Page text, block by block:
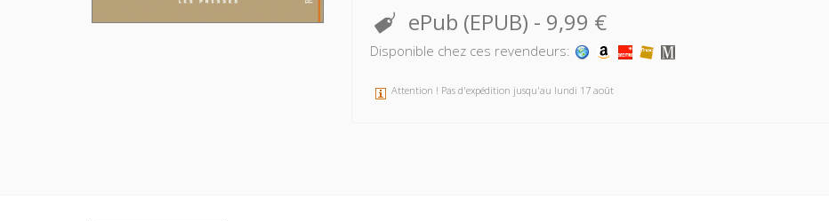
ePub (EPUB) - 9,99 €
Disponible chez ces revendeurs:
Attention ! Pas d'expédition jusqu'au lundi 17 août